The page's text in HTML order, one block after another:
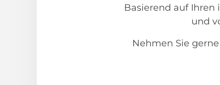
Basierend auf
und
Nehmen Sie